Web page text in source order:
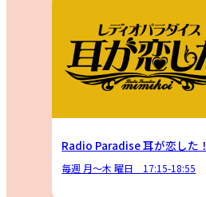
Radio Paradise 耳が恋した！
毎週 月～木 曜日 17:15-18:55